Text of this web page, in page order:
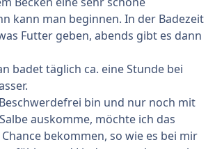
kann man beginnen. In der Badezeit
Futter geben, abends gibt es dann
badet täglich ca. eine Stunde bei
bin und nur noch mit
auskomme, möchte ich das
bekommen, so wie es bei mir